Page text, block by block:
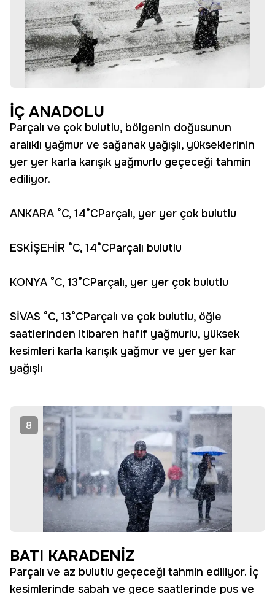
İÇ ANADOLU
Parçalı ve çok bulutlu, bölgenin doğusunun
aralıklı yağmur ve sağanak yağışlı, yükseklerinin
yer yer karla karışık yağmurlu geçeceği tahmin
ediliyor.
ANKARA °C, 14°CParçalı, yer yer çok bulutlu
ESKİŞEHİR °C, 14°CParçalı bulutlu
KONYA °C, 13°CParçalı, yer yer çok bulutlu
SİVAS °C, 13°CParçalı ve çok bulutlu, öğle
saatlerinden itibaren hafif yağmurlu, yüksek
kesimleri karla karışık yağmur ve yer yer kar
yağışlı
8
BATI KARADENİZ
Parçalı ve az bulutlu geçeceği tahmin ediliyor. İç
kesimlerinde sabah ve gece saatlerinde pus ve